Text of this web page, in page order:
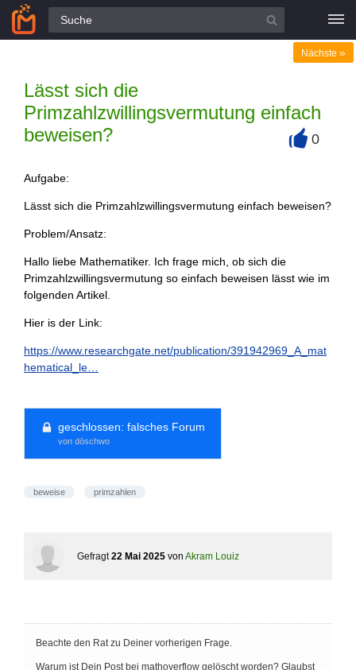
Alle Fragen
Lässt sich die
Primzahlzwillingsvermutung einfach
beweisen?
Nächste »
0
Aufgabe:
Lässt sich die Primzahlzwillingsvermutung einfach beweisen?
Problem/Ansatz:
Hallo liebe Mathematiker. Ich frage mich, ob sich die
Primzahlzwillingsvermutung so einfach beweisen lässt wie im
folgenden Artikel.
Hier is der Link:
https://www.researchgate.net/publication/391942969_A_mat
hematical_le…
geschlossen: falsches Forum
von döschwo
beweise primzahlen
Gefragt 22 Mai 2025 von Akram Louiz
Beachte den Rat zu Deiner vorherigen Frage.
Warum ist Dein Post bei mathoverflow gelöscht worden? Glaubst